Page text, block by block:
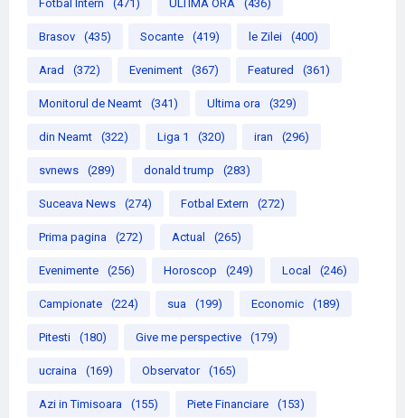
Fotbal Intern (471) ULTIMA ORA (436)
Brasov (435) Socante (419) le Zilei (400)
Arad (372) Eveniment (367) Featured (361)
Monitorul de Neamt (341) Ultima ora (329)
din Neamt (322) Liga 1 (320) iran (296)
svnews (289) donald trump (283)
Suceava News (274) Fotbal Extern (272)
Prima pagina (272) Actual (265)
Evenimente (256) Horoscop (249) Local (246)
Campionate (224) sua (199) Economic (189)
Pitesti (180) Give me perspective (179)
ucraina (169) Observator (165)
Azi in Timisoara (155) Piete Financiare (153)